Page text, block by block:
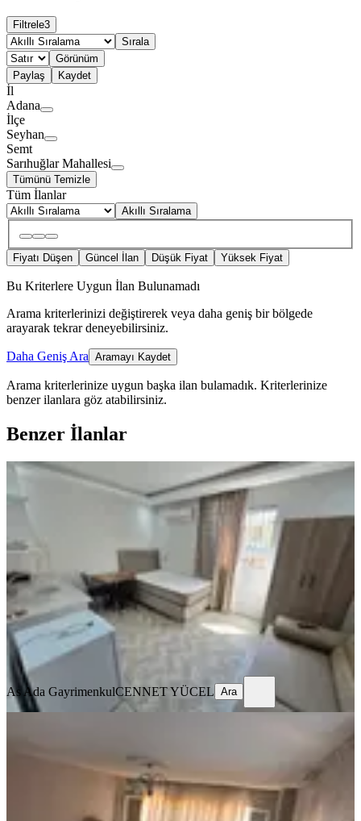
Filtrele3
Sırala
Görünüm
Paylaş
Kaydet
İl
Adana
İlçe
Seyhan
Semt
Sarıhuğlar Mahallesi
Tümünü Temizle
Tüm İlanlar
Akıllı Sıralama
Fiyatı Düşen Güncel İlan Düşük Fiyat Yüksek Fiyat
Bu Kriterlere Uygun İlan Bulunamadı
Arama kriterlerinizi değiştirerek veya daha geniş bir bölgede
arayarak tekrar deneyebilirsiniz.
Daha Geniş Ara Aramayı Kaydet
Arama kriterlerinize uygun başka ilan bulamadık. Kriterlerinize
benzer ilanlara göz atabilirsiniz.
Benzer İlanlar
ÖNE ÇIKAN
Barajyoluna Yakın Genişş 1+0 Eşyalı
Daire✅️
Seyhan, Yeşilyurt Mahallesi
· 03.08.2026
14.000 ₺
As Ada Gayrimenkul CENNET YÜCEL
Ara
As Ada GayrimenkulCENNET YÜCEL Ara
Seyhan, Ziyapaşa Mahallesi
·130 m²·1. Kat·06.08.2026